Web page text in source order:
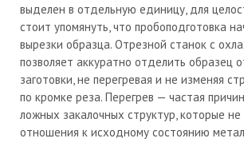
выделен в отдельную единицу, для
стоит упомянуть, что пробоподготовка
вырезки образца. Отрезной станок с
позволяет аккуратно отделить образец
заготовки, не перегревая и не изменяя
по кромке реза. Перегрев — частая
ложных закалочных структур, которые
отношения к исходному состоянию